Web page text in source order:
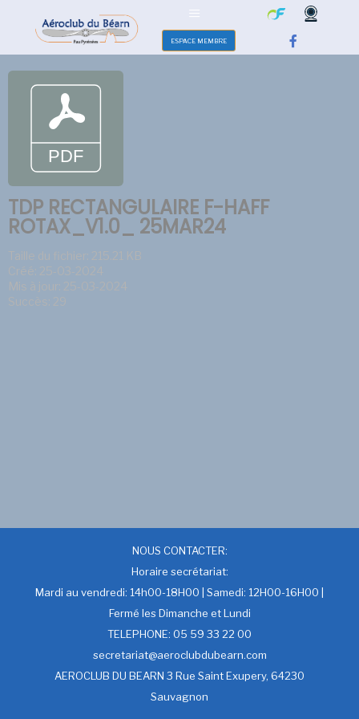
ESPACE MEMBRE
TDP RECTANGULAIRE F-HAFF
ROTAX_V1.0_ 25MAR24
Taille du fichier: 215.21 KB
Créé: 25-03-2024
Mis à jour: 25-03-2024
Succès: 29
NOUS CONTACTER:
Horaire secrétariat:
Mardi au vendredi: 14h00-18H00 | Samedi: 12H00-16H00 |
Fermé les Dimanche et Lundi
TELEPHONE: 05 59 33 22 00
secretariat@aeroclubdubearn.com
AEROCLUB DU BEARN 3 Rue Saint Exupery, 64230
Sauvagnon